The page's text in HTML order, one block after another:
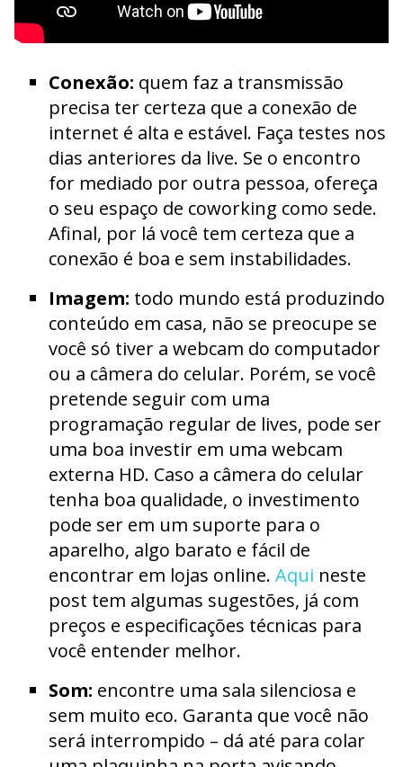
Conexão: quem faz a transmissão
precisa ter certeza que a conexão de
internet é alta e estável. Faça testes nos
dias anteriores da live. Se o encontro
for mediado por outra pessoa, ofereça
o seu espaço de coworking como sede.
Afinal, por lá você tem certeza que a
conexão é boa e sem instabilidades.
Imagem: todo mundo está produzindo
conteúdo em casa, não se preocupe se
você só tiver a webcam do computador
ou a câmera do celular. Porém, se você
pretende seguir com uma
programação regular de lives, pode ser
uma boa investir em uma webcam
externa HD. Caso a câmera do celular
tenha boa qualidade, o investimento
pode ser em um suporte para o
aparelho, algo barato e fácil de
encontrar em lojas online. Aqui neste
post tem algumas sugestões, já com
preços e especificações técnicas para
você entender melhor.
Som: encontre uma sala silenciosa e
sem muito eco. Garanta que você não
será interrompido – dá até para colar